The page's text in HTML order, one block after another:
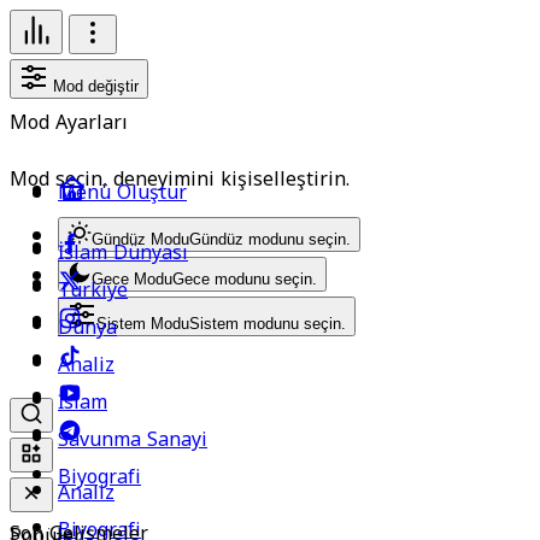
Mod değiştir
Mod Ayarları
Mod seçin, deneyimini kişiselleştirin.
Gündüz ModuGündüz modunu seçin.
Gece ModuGece modunu seçin.
Sistem ModuSistem modunu seçin.
Menü Oluştur
Analiz
Biyografi
İslam Dünyası
Türkiye
Dünya
Analiz
İslam
Savunma Sanayi
Biyografi